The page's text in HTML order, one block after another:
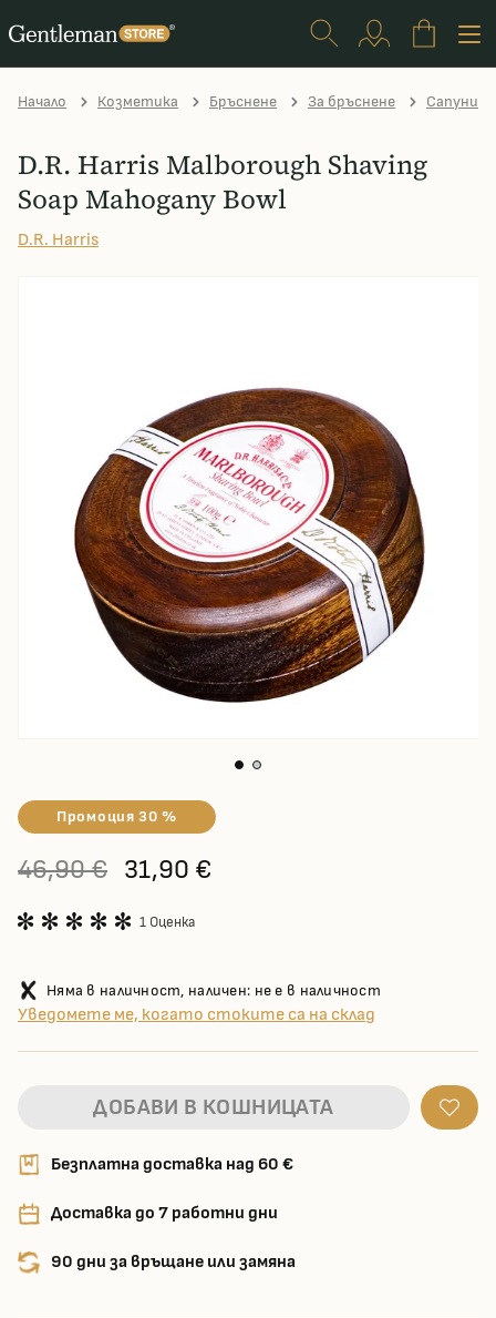
Начало Козметика Бръснене За бръснене Сапуни
D.R. Harris Malborough Shaving
Soap Mahogany Bowl
D.R. Harris
Промоция 30 %
46,90 € 31,90 €
1 Оценка
Няма в наличност, наличен: не е в наличност
Уведомете ме, когато стоките са на склад
ДОБАВИ В КОШНИЦАТА
Безплатна доставка над 60 €
Доставка до 7 работни дни
90 дни за връщане или замяна